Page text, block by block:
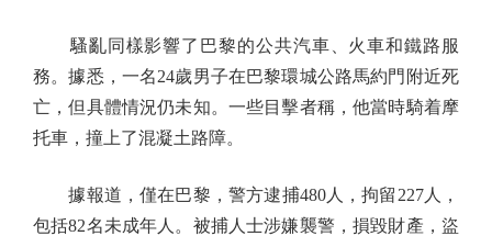
騷亂同樣影響了巴黎的公共汽車、火車和鐵路服
務。據悉，一名24歲男子在巴黎環城公路馬約門附近死
亡，但具體情況仍未知。一些目擊者稱，他當時騎着摩
托車，撞上了混凝土路障。
據報道，僅在巴黎，警方逮捕480人，拘留227人，
包括82名未成年人。被捕人士涉嫌襲警，損毀財產，盜